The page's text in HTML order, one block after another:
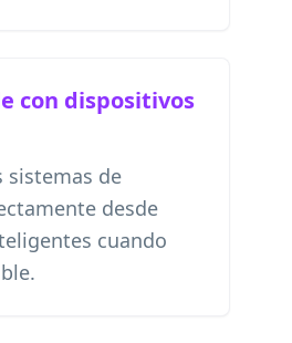
con dispositivos
sistemas de
desde
cuando